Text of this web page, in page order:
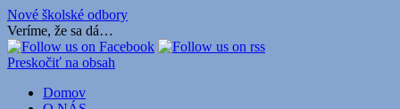
Nové školské odbory
Veríme, že sa dá…
Preskočiť na obsah
Domov